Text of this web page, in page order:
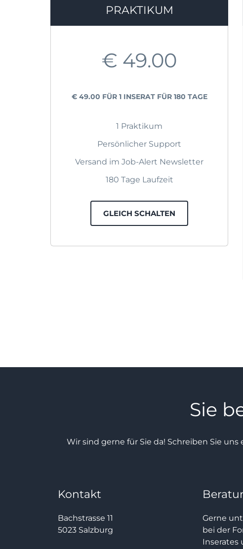
PRAKTIKUM
€ 49.00
€49.00 FÜR 1 INSERAT FÜR 180 TAGE
1 Praktikum
Persönlicher Support
Versand im Job-Alert Newsletter
180 Tage Laufzeit
GLEICH SCHALTEN
Sie
Wir sind gerne für Sie da! Schreiben Sie
Kontakt
Bachstrasse 11
5023 Salzburg
Gerne
bei der
Inserates